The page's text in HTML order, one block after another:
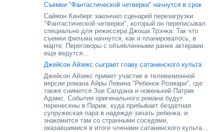
Съемки "Фантастической четверки" начнутся в срок
Саймон Кинберг закончил сценарий перезагрузки
"Фантастической четверки", который он переписывал
специально для режиссера Джоша Трэнка. Так что
съемки фильма начнутся, как и планировалось, в
марте. Переговоры с объявленными ранее актерами
еще ведутся...
Джейсон Айзекс сыграет главу сатанинского культа
Джейсон Айзекс примет участие в телевизионной
версии романа Айры Левина "Ребенок Розмари", где
также снимется Зои Салдана и новенький Патрик
Адамс. События оригинального романа будут
перенесены в Париж, куда прибывает бездетная
супружеская пара в надежде зачать ребенка, и
знакомится там со странными соседями,
оказавшимися в итоге членами сатанинского культа...